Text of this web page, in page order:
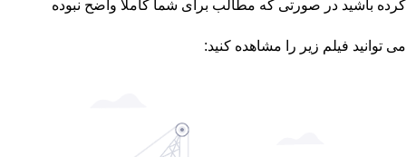
کرده باشید در صورتی که مطالب برای شما کاملا واضح نبوده
می توانید فیلم زیر را مشاهده کنید: